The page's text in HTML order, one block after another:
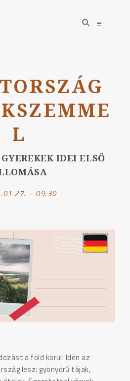
open
search
open
L
IDEI ELSŐ
– 09:30
a föld körül! Idén az
lesz: gyönyörű tájak,